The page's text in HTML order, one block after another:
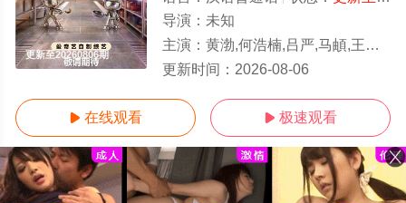
更新至20260806期
导演： 未知
主演： 黄渤,何浩楠,吕严,马頔,王祖蓝,杨超越,岳云鹏,张柏芝
更新时间： 2026-08-06
 在线观看  极速观看